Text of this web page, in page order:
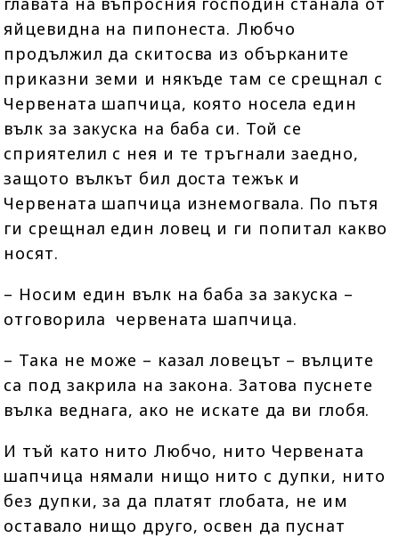
яйцевидна на пипонеста. Любчо
продължил да скитосва из обърканите
приказни земи и някъде там се срещнал с
Червената шапчица, която носела един
вълк за закуска на баба си. Той се
сприятелил с нея и те тръгнали заедно,
защото вълкът бил доста тежък и
Червената шапчица изнемогвала. По пътя
ги срещнал един ловец и ги попитал какво
носят.
– Носим един вълк на баба за закуска –
отговорила червената шапчица.
– Така не може – казал ловецът – вълците
са под закрила на закона. Затова пуснете
вълка веднага, ако не искате да ви глобя.
И тъй като нито Любчо, нито Червената
шапчица нямали нищо нито с дупки, нито
без дупки, за да платят глобата, не им
оставало нищо друго, освен да пуснат